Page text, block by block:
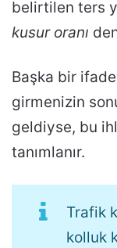
belirtilen ters
kusur oranı
Başka bir
girmenizin
geldiyse, bu
tanımlanır.
Trafik
kolluk